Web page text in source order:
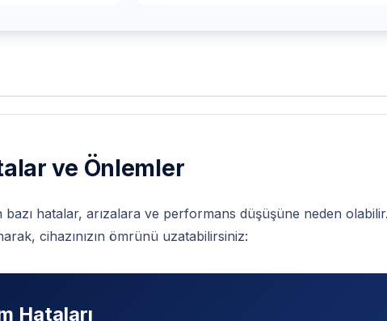
ve Önlemler
bazı hatalar, arızalara ve performans düşüşüne neden olabilir.
cihazınızın ömrünü uzatabilirsiniz:
Hataları